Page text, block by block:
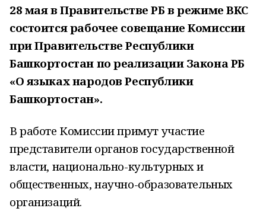
28 мая в Правительстве РБ в режиме ВКС
состоится рабочее совещание Комиссии
при Правительстве Республики
Башкортостан по реализации Закона РБ
«О языках народов Республики
Башкортостан».
В работе Комиссии примут участие
представители органов государственной
власти, национально-культурных и
общественных, научно-образовательных
организаций.